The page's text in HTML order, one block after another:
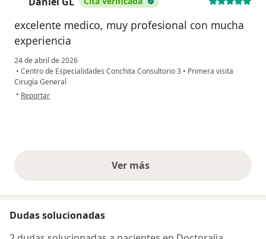
excelente medico, muy profesional con mucha
experiencia
24 de abril de 2026
• Centro de Especialidades Conchita Consultorio 3 • Primera visita
Cirugía General
• en opinión del usuario Daniel GL
Reportar
Ver másopiniones anteriores
Dudas solucionadas